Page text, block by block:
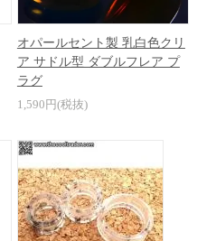
オパールセント製 乳白色クリ
ア サドル型 ダブルフレア プ
ラグ
1,590円(税抜)